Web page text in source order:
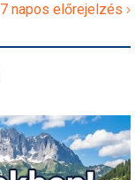
7 napos előrejelzés